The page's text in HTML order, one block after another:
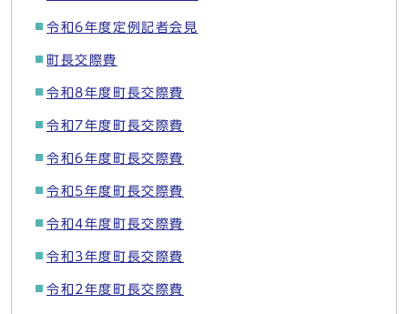
令和6年度定例記者会見
町長交際費
令和8年度町長交際費
令和7年度町長交際費
令和6年度町長交際費
令和5年度町長交際費
令和4年度町長交際費
令和3年度町長交際費
令和2年度町長交際費